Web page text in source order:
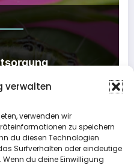
verwalten
verwenden wir
zu speichern
du diesen Technologien
Surfverhalten oder eindeutige
Wenn du deine Einwilligung
Hinweis zur Entsorgung